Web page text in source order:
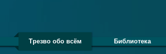
Трезво обо всём Библиотека